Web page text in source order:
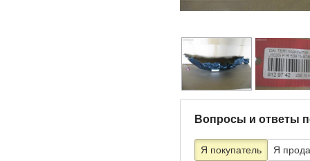
Вопросы и ответы
Я покупатель Я